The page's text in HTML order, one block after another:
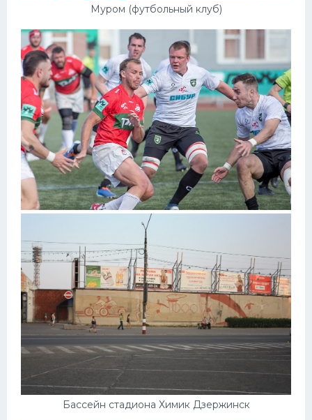
Муром (футбольный клуб)
Бассейн стадиона Химик Дзержинск